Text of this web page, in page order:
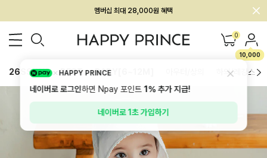
회원전용 아울렛, 가입하면 ~60% 할인!
멤버십 최대 28,000원 혜택 0
10,000
26SS 신상 BEST BABY[6~12M] 하의/레깅스
HAPPY PRINCE
네이버로 로그인하면 Npay 포인트1%추가 지급!
네이버로 1초 가입하기